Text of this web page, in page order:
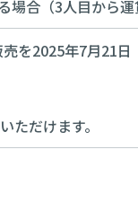
合（3人目から運
を2025年7月21日
だけます。